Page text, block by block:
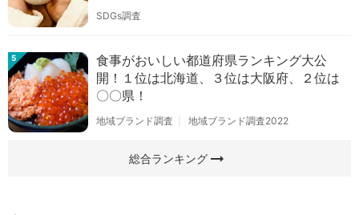
SDGs調査
5
食事がおいしい都道府県ランキング大公
開！１位は北海道、３位は大阪府、２位は
〇〇県！
地域ブランド調査 地域ブランド調査2022
総合ランキングarrow_right_alt